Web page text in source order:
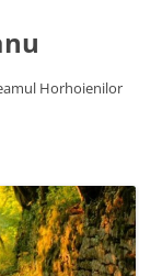
Horhoienilor